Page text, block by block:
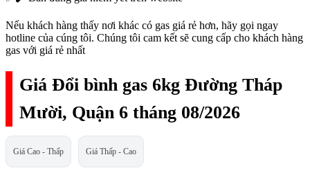
Nếu khách hàng thấy nơi khác có gas giá rẻ hơn, hãy gọi ngay
hotline của cúng tôi. Chúng tôi cam kết sẽ cung cấp cho khách hàng
gas với giá rẻ nhất
Giá Đổi bình gas 6kg Đường Tháp
Mười, Quận 6 tháng 08/2026
Giá Cao - Thấp Giá Thấp - Cao